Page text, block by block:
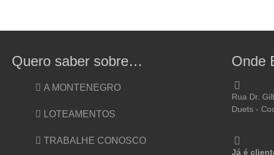
Quero saber sobre…
A MONTENEGRO
LOTEAMENTOS
TRABALHE CONOSCO
Onde
Rua Dr.
Duets -
Já é